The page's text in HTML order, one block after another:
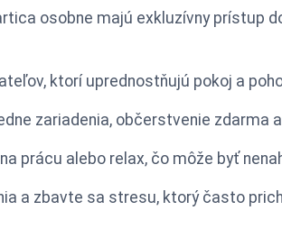
osobne majú exkluzívny prístup
ktorí uprednostňujú pokoj a
zariadenia, občerstvenie zdarma
prácu alebo relax, čo môže byť
a zbavte sa stresu, ktorý často